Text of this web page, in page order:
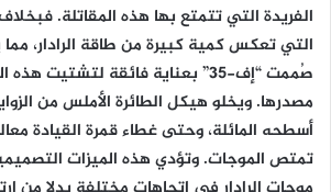
الفريدة التي تتمتع بها هذه المقاتلة.
التي تعكس كمية كبيرة من طاقة الرادار،
صُممت “إف-35” بعناية فائقة لتشتيت
مصدرها. ويخلو هيكل الطائرة الأملس من
أسطحه المائلة، وحتى غطاء قمرة القيادة
تمتص الموجات. وتؤدي هذه الميزات